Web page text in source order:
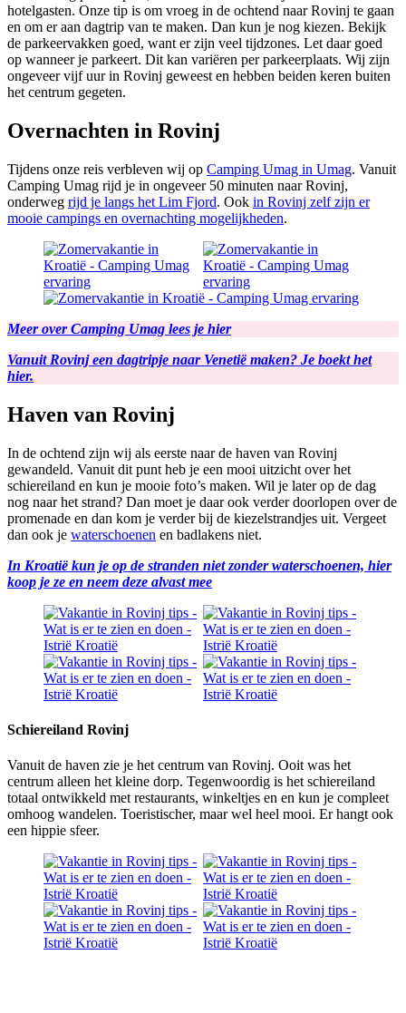
hotelgasten. Onze tip is om vroeg in de ochtend naar Rovinj te gaan
en om er aan dagtrip van te maken. Dan kun je nog kiezen. Bekijk
de parkeervakken goed, want er zijn veel tijdzones. Let daar goed
op wanneer je parkeert. Dit kan variëren per parkeerplaats. Wij zijn
ongeveer vijf uur in Rovinj geweest en hebben beiden keren buiten
het centrum gegeten.
Overnachten in Rovinj
Tijdens onze reis verbleven wij op Camping Umag in Umag. Vanuit
Camping Umag rijd je in ongeveer 50 minuten naar Rovinj,
onderweg rijd je langs het Lim Fjord. Ook in Rovinj zelf zijn er
mooie campings en overnachting mogelijkheden.
Meer over Camping Umag lees je hier
Vanuit Rovinj een dagtripje naar Venetië maken? Je boekt het
hier.
Haven van Rovinj
In de ochtend zijn wij als eerste naar de haven van Rovinj
gewandeld. Vanuit dit punt heb je een mooi uitzicht over het
schiereiland en kun je mooie foto’s maken. Wil je later op de dag
nog naar het strand? Dan moet je daar ook verder doorlopen over de
promenade en dan kom je verder bij de kiezelstrandjes uit. Vergeet
dan ook je waterschoenen en badlakens niet.
In Kroatië kun je op de stranden niet zonder waterschoenen, hier
koop je ze en neem deze alvast mee
Schiereiland Rovinj
Vanuit de haven zie je het centrum van Rovinj. Ooit was het
centrum alleen het kleine dorp. Tegenwoordig is het schiereiland
totaal ontwikkeld met restaurants, winkeltjes en en kun je compleet
omhoog wandelen. Toeristischer, maar wel heel mooi. Er hangt ook
een hippie sfeer.